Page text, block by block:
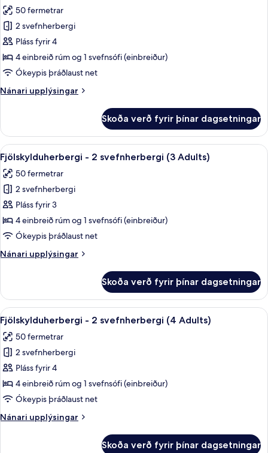
and
child)
fyrir
Fjölskylduherbergi
-
2
svefnherbergi
(2
adults
2
children)
50 fermetrar
2 svefnherbergi
Pláss fyrir 4
4 einbreið rúm og 1 svefnsófi (einbreiður)
Ókeypis þráðlaust net
Nánari upplýsingar
Nánari
-
svefnherbergi
(2
adults
and
children)
Skoða verð fyrir þínar dagsetningar
Skoða
allar
myndir
fyrir
Fjölskylduherbergi
-
2
(3
Dúnsængur, rúm með „pillowtop“-
9
Fjölskylduherbergi - 2 svefnherbergi (3 Adults)
50 fermetrar
2 svefnherbergi
Pláss fyrir 3
4 einbreið rúm og 1 svefnsófi (einbreiður)
Ókeypis þráðlaust net
Nánari upplýsingar
Nánari
-
svefnherbergi
(3
Adults)
Skoða verð fyrir þínar dagsetningar
Skoða
allar
myndir
fyrir
Fjölskylduherbergi
-
2
(4
Dúnsængur, rúm með „pillowtop“-
9
Fjölskylduherbergi - 2 svefnherbergi (4 Adults)
50 fermetrar
2 svefnherbergi
Pláss fyrir 4
4 einbreið rúm og 1 svefnsófi (einbreiður)
Ókeypis þráðlaust net
Nánari upplýsingar
Nánari
Skoða verð fyrir þínar dagsetningar